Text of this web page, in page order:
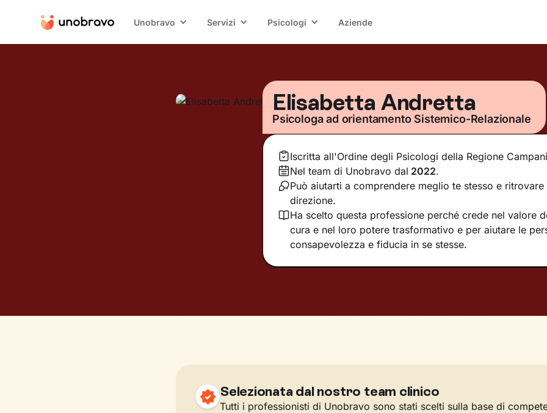
Unobravo Servizi Psicologi Aziende
Elisabetta Andretta
Psicologa ad orientamento Sistemico-Relazionale
Iscritta all'Ordine degli Psicologi della Regione
Nel team di Unobravo dal 2022.
Può aiutarti a comprendere meglio te stesso e
direzione.
Ha scelto questa professione perché crede nel valore
cura e nel loro potere trasformativo e per aiutare le
consapevolezza e fiducia in se stesse.
Selezionata dal nostro team clinico
Tutti i professionisti di Unobravo sono stati scelti sulla base di